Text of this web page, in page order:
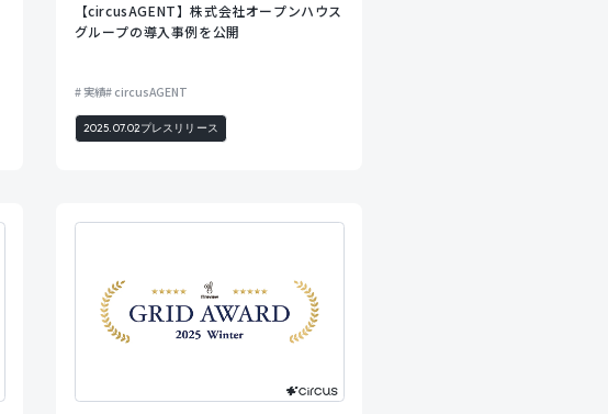
【circusAGENT】株式会社オープンハウス
グループの導入事例を公開
実績 circusAGENT
2025.07.02プレスリリース